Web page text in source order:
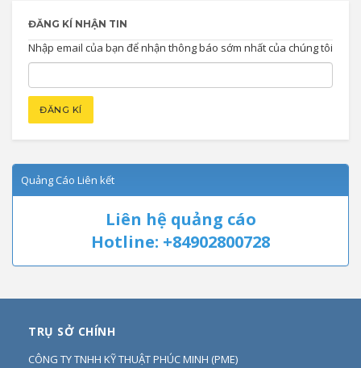
ĐĂNG KÍ NHẬN TIN
Nhập email của bạn để nhận thông báo sớm nhất của chúng tôi
Quảng Cáo Liên kết
Liên hệ quảng cáo
Hotline: +84902800728
TRỤ SỞ CHÍNH
CÔNG TY TNHH KỸ THUẬT PHÚC MINH (PME)